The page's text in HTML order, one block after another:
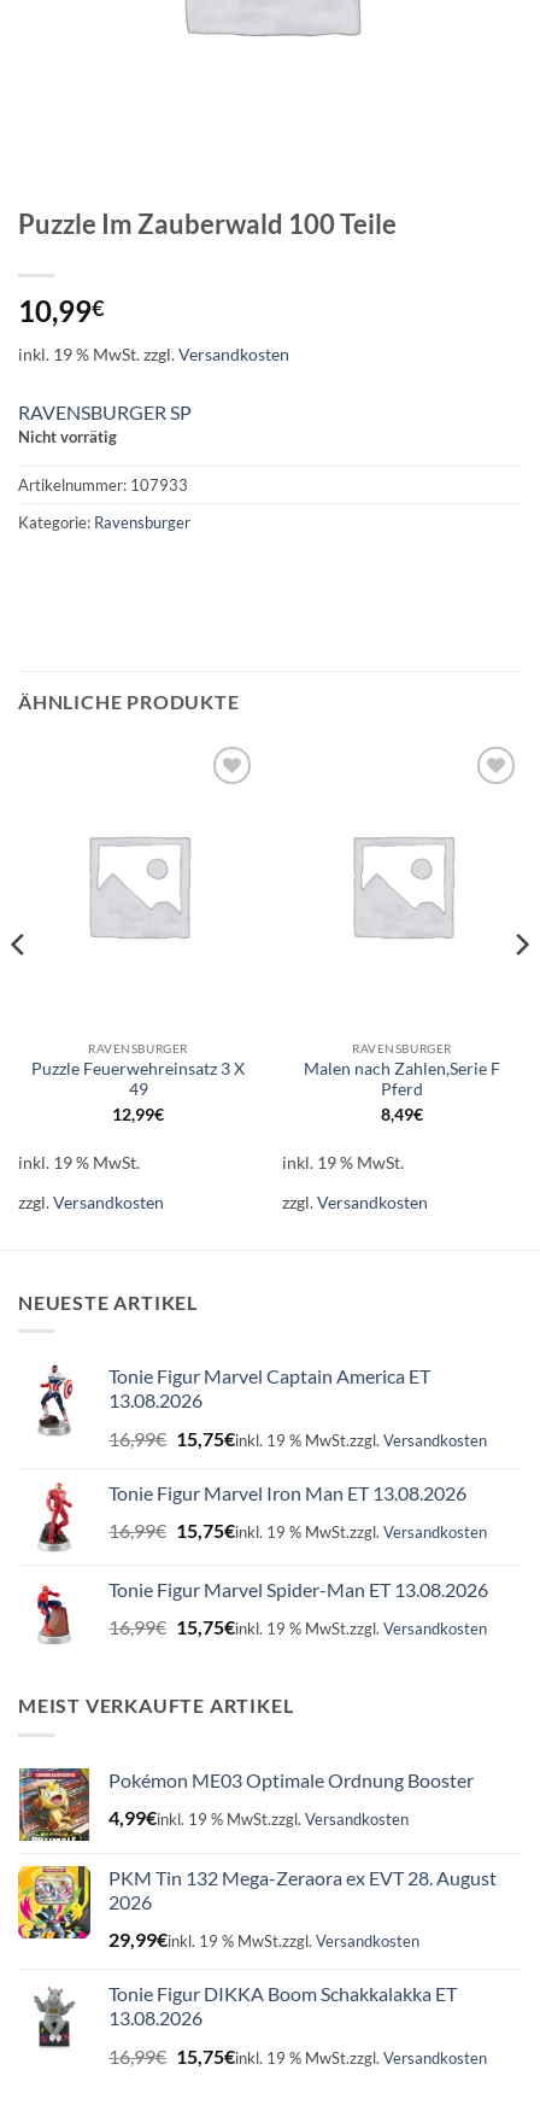
Puzzle Im Zauberwald 100 Teile
10,99€
inkl. 19 % MwSt.zzgl.Versandkosten
RAVENSBURGER SP
Nicht vorrätig
Artikelnummer: 107933
Kategorie: Ravensburger
ÄHNLICHE PRODUKTE
RAVENSBURGER
Puzzle Feuerwehreinsatz 3 X
49
12,99€
inkl. 19 % MwSt.
zzgl.Versandkosten
RAVENSBURGER
Malen nach Zahlen,Serie F
Pferd
8,49€
inkl. 19 % MwSt.
zzgl.Versandkosten
NEUESTE ARTIKEL
Tonie Figur Marvel Captain America ET
13.08.2026
16,99€ Ursprünglicher
Preis
16,99€
15,75€Aktueller
15,75€.
inkl. 19 % MwSt.zzgl. Versandkosten
Tonie Figur Marvel Iron Man ET 13.08.2026
16,99€ Ursprünglicher
Preis
16,99€
15,75€Aktueller
15,75€.
inkl. 19 % MwSt.zzgl. Versandkosten
Tonie Figur Marvel Spider-Man ET 13.08.2026
16,99€ Ursprünglicher
Preis
16,99€
15,75€Aktueller
15,75€.
inkl. 19 % MwSt.zzgl. Versandkosten
MEIST VERKAUFTE ARTIKEL
Pokémon ME03 Optimale Ordnung Booster
4,99€inkl. 19 % MwSt.zzgl. Versandkosten
PKM Tin 132 Mega-Zeraora ex EVT 28. August
2026
29,99€inkl. 19 % MwSt.zzgl. Versandkosten
Tonie Figur DIKKA Boom Schakkalakka ET
13.08.2026
16,99€ Ursprünglicher
Preis
15,75€Aktueller
inkl. 19 % MwSt.zzgl. Versandkosten